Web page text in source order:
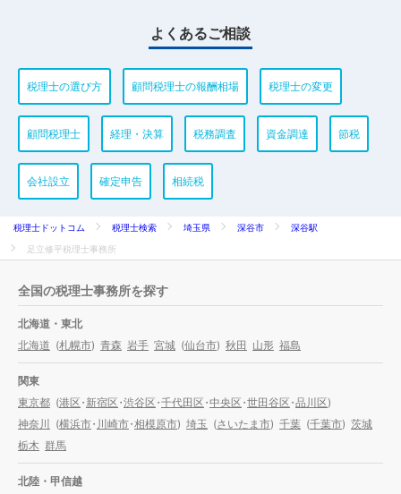
よくあるご相談
税理士の選び方 顧問税理士の報酬相場 税理士の変更
顧問税理士 経理・決算 税務調査 資金調達 節税
会社設立 確定申告 相続税
税理士ドットコム 税理士検索 埼玉県 深谷市
深谷駅
足立修平税理士事務所
全国の税理士事務所を探す
北海道・東北
北海道 (札幌市) 青森 岩手 宮城 (仙台市) 秋田 山形 福島
関東
東京都 (港区・新宿区・渋谷区・千代田区・中央区・世田谷区・品川区)
神奈川 (横浜市・川崎市・相模原市) 埼玉 (さいたま市) 千葉 (千葉市) 茨城
栃木 群馬
北陸・甲信越